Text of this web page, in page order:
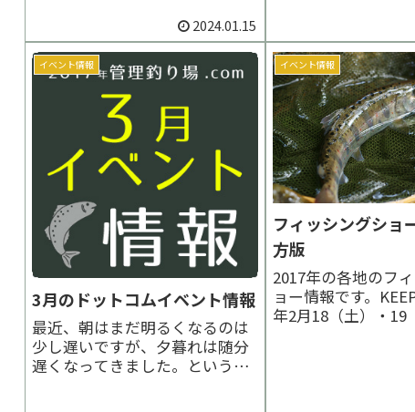
2024.01.15
イベント情報
3月のドットコムイベント情報
最近、朝はまだ明るくなるのは
少し遅いですが、夕暮れは随分
遅くなってきました。という事
イベント情報
フィッシングショ
方版
2017年の各地のフ
ョー情報です。
年2月18（土）・19